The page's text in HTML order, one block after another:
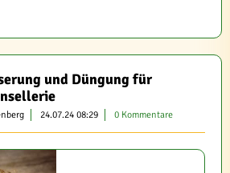
und Düngung für
24.07.24 08:29 0 Kommentare